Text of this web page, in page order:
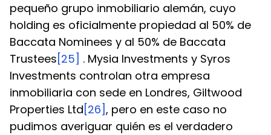
pequeño grupo inmobiliario alemán, cuyo
holding es oficialmente propiedad al 50% de
Baccata Nominees y al 50% de Baccata
Trustees [25] . Mysia Investments y Syros
Investments controlan otra empresa
inmobiliaria con sede en Londres, Giltwood
Properties Ltd [26], pero en este caso no
pudimos averiguar quién es el verdadero